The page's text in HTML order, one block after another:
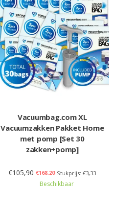
Vacuumbag.com XL
Vacuumzakken Pakket Home
met pomp [Set 30
zakken+pomp]
€105,90 €168,20 Stukprijs: €3,33
Beschikbaar